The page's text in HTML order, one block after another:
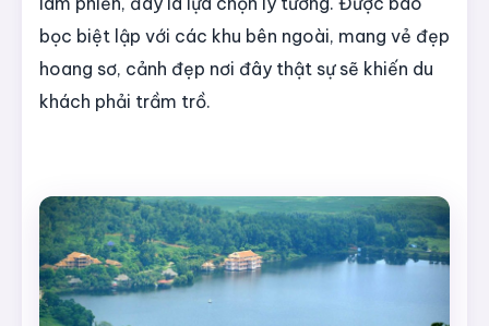
bọc biệt lập với các khu bên ngoài, mang vẻ đẹp
hoang sơ, cảnh đẹp nơi đây thật sự sẽ khiến du
khách phải trầm trồ.